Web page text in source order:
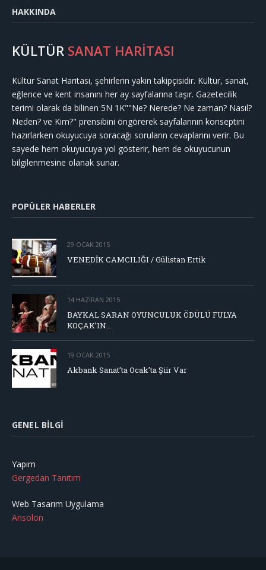
HAKKINDA
KÜLTÜR SANAT HARİTASI
Kültür Sanat Haritası, şehirlerin yakın takipçisidir. Kültür, sanat,
eğlence ve kent insanını her ay sayfalarına taşır. Gazetecilik
terimi olarak da bilinen 5N 1K""Ne? Nerede? Ne zaman? Nasıl?
Neden? ve Kim?" prensibini öngörerek sayfalarının konseptini
hazırlarken okuyucuya soracağı soruların cevaplarını verir. Bu
sayede hem okuyucuya yol gösterir, hem de okuyucunun
bilgilenmesine olanak sunar.
POPÜLER HABERLER
29 OCAK 2015
VENEDİK CAMCILIĞI / Gülistan Ertik
14 HAZIRAN 2015
BAYKAL SARAN OYUNCULUK ÖDÜLÜ FULYA
KOÇAK’IN…
19 OCAK 2015
Akbank Sanat’ta Ocak’ta Şiir Var
GENEL BILGI
Yapım
Gergedan Tanıtım
Web Tasarım Uygulama
Ansolon